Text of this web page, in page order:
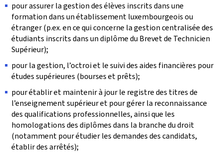
pour assurer la gestion des élèves inscrits dans une
formation dans un établissement luxembourgeois ou
étranger (p.ex. en ce qui concerne la gestion centralisée des
étudiants inscrits dans un diplôme du Brevet de Technicien
Supérieur);
pour la gestion, l’octroi et le suivi des aides financières pour
études supérieures (bourses et prêts);
pour établir et maintenir à jour le registre des titres de
l’enseignement supérieur et pour gérer la reconnaissance
des qualifications professionnelles, ainsi que les
homologations des diplômes dans la branche du droit
(notamment pour étudier les demandes des candidats,
établir des arrêtés);